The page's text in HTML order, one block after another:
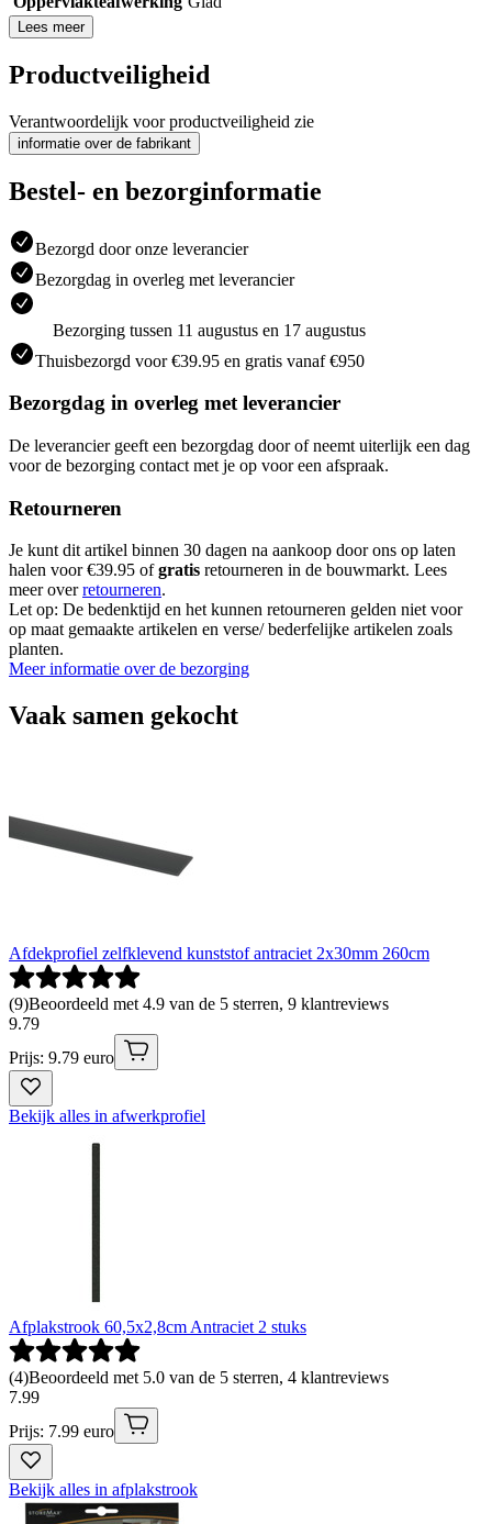
Lees meer
Productveiligheid
Verantwoordelijk voor productveiligheid zie
informatie over de fabrikant
Bestel- en bezorginformatie
Bezorgd door onze leverancier
Bezorgdag in overleg met leverancier
Bezorging tussen 11 augustus en 17 augustus
Thuisbezorgd voor €39.95 en gratis vanaf €950
Bezorgdag in overleg met leverancier
De leverancier geeft een bezorgdag door of neemt uiterlijk een dag
voor de bezorging contact met je op voor een afspraak.
Retourneren
Je kunt dit artikel binnen 30 dagen na aankoop door ons op laten
halen voor €39.95 ofgratis retourneren in de bouwmarkt. Lees
meer overretourneren.
Let op: De bedenktijd en het kunnen retourneren gelden niet voor
op maat gemaakte artikelen en verse/ bederfelijke artikelen zoals
planten.
Meer informatie over de bezorging
Vaak samen gekocht
Afdekprofiel zelfklevend kunststof antraciet 2x30mm 260cm
(9)Beoordeeld met 4.9 van de 5 sterren, 9 klantreviews
9.79
Prijs: 9.79 euro
Bekijk alles in afwerkprofiel
Afplakstrook 60,5x2,8cm Antraciet 2 stuks
(4)Beoordeeld met 5.0 van de 5 sterren, 4 klantreviews
7.99
Prijs: 7.99 euro
Bekijk alles in afplakstrook